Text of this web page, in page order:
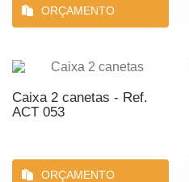
ORÇAMENTO
Caixa 2 canetas - Ref.
ACT 053
ORÇAMENTO